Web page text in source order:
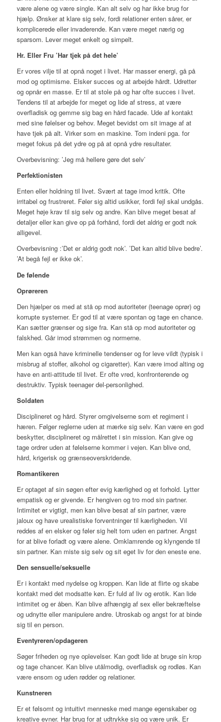
være alene og være single. Kan alt selv og har ikke brug for
hjælp. Ønsker at klare sig selv, fordi relationer enten sårer, er
komplicerede eller invaderende. Kan være meget nærig og
sparsom. Lever meget enkelt og simpelt.
Hr. Eller Fru ’Har tjek på det hele’
Er vores vilje til at opnå noget i livet. Har masser energi, gå på
mod og optimisme. Elsker succes og at arbejde hårdt. Udretter
og opnår en masse. Er til at stole på og har ofte succes i livet.
Tendens til at arbejde for meget og lide af stress, at være
overfladisk og gemme sig bag en hård facade. Ude af kontakt
med sine følelser og behov. Meget bevidst om sit image af at
have tjek på alt. Virker som en maskine. Tom indeni pga. for
meget fokus på det ydre og på at opnå ydre resultater.
Overbevisning: ’Jeg må hellere gøre det selv’
Perfektionisten
Enten eller holdning til livet. Svært at tage imod kritik. Ofte
irritabel og frustreret. Føler sig altid usikker, fordi fejl skal undgås.
Meget høje krav til sig selv og andre. Kan blive meget besat af
detaljer eller kan give op på forhånd, fordi det aldrig er godt nok
alligevel.
Overbevisning :’Det er aldrig godt nok’. ’Det kan altid blive bedre’.
’At begå fejl er ikke ok’.
De følende
Oprøreren
Den hjælper os med at stå op mod autoriteter (teenage oprør) og
korrupte systemer. Er god til at være spontan og tage en chance.
Kan sætter grænser og sige fra. Kan stå op mod autoriteter og
falskhed. Går imod strømmen og normerne.
Men kan også have kriminelle tendenser og for leve vildt (typisk i
misbrug af stoffer, alkohol og cigaretter). Kan være imod alting og
have en anti-attitude til livet. Er ofte vred, konfronterende og
destruktiv. Typisk teenager del-personlighed.
Soldaten
Disciplineret og hård. Styrer omgivelserne som et regiment i
hæren. Følger reglerne uden at mærke sig selv. Kan være en god
beskytter, disciplineret og målrettet i sin mission. Kan give og
tage ordrer uden at følelserne kommer i vejen. Kan blive ond,
hård, krigerisk og grænseoverskridende.
Romantikeren
Er optaget af sin søgen efter evig kærlighed og et forhold. Lytter
empatisk og er givende. Er hengiven og tro mod sin partner.
Intimitet er vigtigt, men kan blive besat af sin partner, være
jaloux og have urealistiske forventninger til kærligheden. Vil
reddes af en elsker og føler sig helt tom uden en partner. Angst
for at blive forladt og være alene. Omklamrende og klyngende til
sin partner. Kan miste sig selv og sit eget liv for den eneste ene.
Den sensuelle/seksuelle
Er i kontakt med nydelse og kroppen. Kan lide at flirte og skabe
kontakt med det modsatte køn. Er fuld af liv og erotik. Kan lide
intimitet og er åben. Kan blive afhængig af sex eller bekræftelse
og udnytte eller manipulere andre. Utroskab og angst for at binde
sig til en person.
Eventyreren/opdageren
Søger friheden og nye oplevelser. Kan godt lide at bruge sin krop
og tage chancer. Kan blive utålmodig, overfladisk og rodløs. Kan
være ensom og uden rødder og relationer.
Kunstneren
Er et følsomt og intuitivt menneske med mange egenskaber og
kreative evner. Har brug for at udtrykke sig og være unik. Er